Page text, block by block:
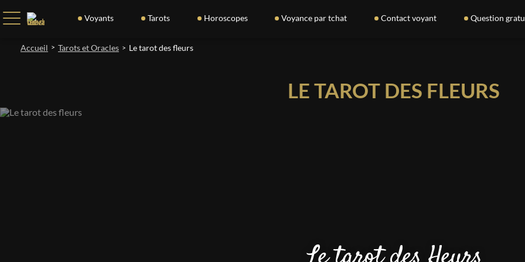
Voyants Tarots Horoscopes Voyance par tchat Contact voyant Question
Accueil > Tarots et Oracles > Le tarot des fleurs
LE TAROT DES FLEURS